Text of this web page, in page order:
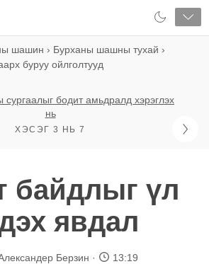
шашин › Бурханы шашны тухай ›
буруу ойлголтууд
бодит амьдралд хэрэглэх
нь
ХЭСЭГ 3 НЬ 7
байдлыг үл
явдал
Берзин 13:19